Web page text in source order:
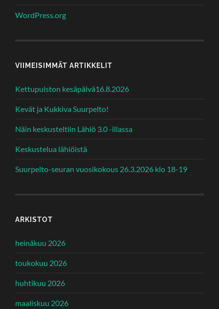
WordPress.org
VIIMEISIMMÄT ARTIKKELIT
Kettupuiston kesäpäivä16.8.2026
Kevät ja Kukkiva Suurpelto!
Näin keskusteltiin Lähiö 3.0 -illassa
Keskustelua lähiöistä
Suurpelto-seuran vuosikokous 26.3.2026 klo 18-19
ARKISTOT
heinäkuu 2026
toukokuu 2026
huhtikuu 2026
maaliskuu 2026